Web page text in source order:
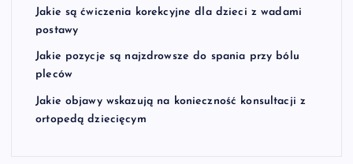
Jakie są ćwiczenia korekcyjne dla dzieci z wadami
postawy
Jakie pozycje są najzdrowsze do spania przy bólu
pleców
Jakie objawy wskazują na konieczność konsultacji z
ortopedą dziecięcym